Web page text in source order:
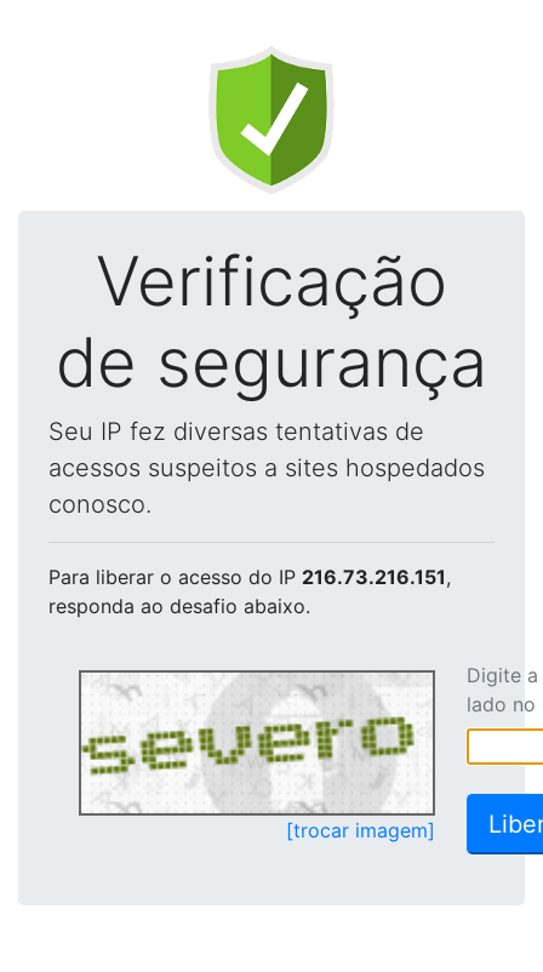
Verificação
de segurança
Seu IP fez diversas tentativas de
acessos suspeitos a sites hospedados
conosco.
Para liberar o acesso do IP 216.73.216.151,
responda ao desafio abaixo.
[trocar imagem]
Digite
lado no